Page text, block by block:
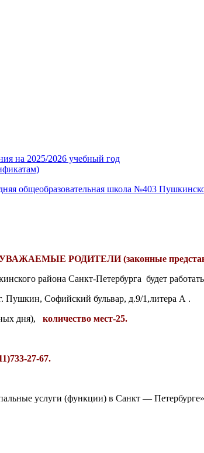
на 2025/2026 учебный год
общеобразовательная школа №403
РОДИТЕЛИ (законные
района Санкт-Петербурга будет
г. Пушкин, Софийский бульвар, д.9/1,литера А .
дня), количество мест-25.
27-67.
услуги (функции) в Санкт —